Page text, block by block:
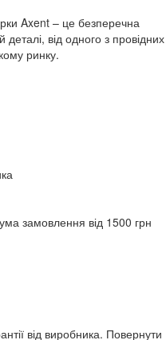
Axent – це безперечна
деталі, від одного з провідних
ринку.
замовлення від 1500 грн
від виробника. Повернути